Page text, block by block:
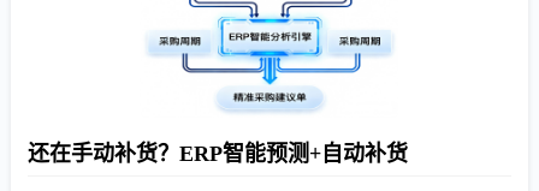
还在手动补货？ERP智能预测+自动补货